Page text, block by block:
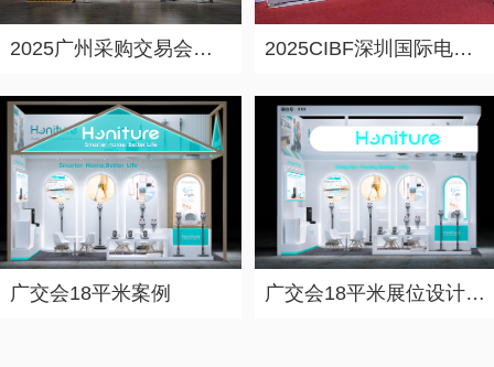
2023年下半年广州保利世贸博览馆展会排期信息，展台设计搭建公司推荐
广州展台设计搭建公司“力美会展”整理了广州部分展会主办方公布2023年10-12月开展日期供大家参考—本表信息来源于主办公开信息等。 广州展会数量众多，都在哪里举行？展会排期具体在什么时间段？接下来由广东展台设计搭建公司【力美会展科技】来为大家推荐：各位小伙伴一定要翻到底部看看评论哦！本篇文章仅供参考，具体开展时间请以主办方信息为主。
2023年北京展会排期信息
2023-01-04 20:42:47
2023年长沙展会排期信息，长沙展台设计搭建公司推荐
2025广州采购交易会展台设计搭建案例-香帅机车 2025CIBF深圳国际电池技术展展台设计搭建案例-尚水智能
广交会18平米案例 广交会18平米展位设计案例